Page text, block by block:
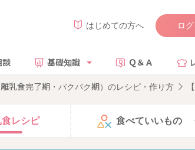
はじめての方へ ロ
談 基礎知識 Ｑ＆Ａ
乳食完了期・パクパク期）のレシピ・作り方
レシピ 食べていいもの